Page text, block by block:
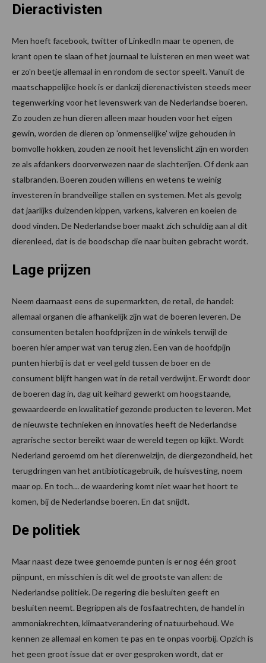
Dieractivisten
Men hoeft facebook, twitter of LinkedIn maar te openen, de
krant open te slaan of het journaal te luisteren en men weet wat
er zo'n beetje allemaal in en rondom de sector speelt. Vanuit de
maatschappelijke hoek is er dankzij dierenactivisten steeds meer
tegenwerking voor het levenswerk van de Nederlandse boeren.
Zo zouden ze hun dieren alleen maar houden voor het eigen
gewin, worden de dieren op 'onmenselijke' wijze gehouden in
bomvolle hokken, zouden ze nooit het levenslicht zijn en worden
ze als afdankers doorverwezen naar de slachterijen. Of denk aan
stalbranden. Boeren zouden willens en wetens te weinig
investeren in brandveilige stallen en systemen. Met als gevolg
dat jaarlijks duizenden kippen, varkens, kalveren en koeien de
dood vinden. De Nederlandse boer maakt zich schuldig aan al dit
dierenleed, dat is de boodschap die naar buiten gebracht wordt.
Lage prijzen
Neem daarnaast eens de supermarkten, de retail, de handel:
allemaal organen die afhankelijk zijn wat de boeren leveren. De
consumenten betalen hoofdprijzen in de winkels terwijl de
boeren hier amper wat van terug zien. Een van de hoofdpijn
punten hierbij is dat er veel geld tussen de boer en de
consument blijft hangen wat in de retail verdwijnt. Er wordt door
de boeren dag in, dag uit keihard gewerkt om hoogstaande,
gewaardeerde en kwalitatief gezonde producten te leveren. Met
de nieuwste technieken en innovaties heeft de Nederlandse
agrarische sector bereikt waar de wereld tegen op kijkt. Wordt
Nederland geroemd om het dierenwelzijn, de diergezondheid, het
terugdringen van het antibioticagebruik, de huisvesting, noem
maar op. En toch… de waardering komt niet waar het hoort te
komen, bij de Nederlandse boeren. En dat snijdt.
De politiek
Maar naast deze twee genoemde punten is er nog één groot
pijnpunt, en misschien is dit wel de grootste van allen: de
Nederlandse politiek. De regering die besluiten geeft en
besluiten neemt. Begrippen als de fosfaatrechten, de handel in
ammoniakrechten, klimaatverandering of natuurbehoud. We
kennen ze allemaal en komen te pas en te onpas voorbij. Opzich is
het geen groot issue dat er over gesproken wordt, dat er